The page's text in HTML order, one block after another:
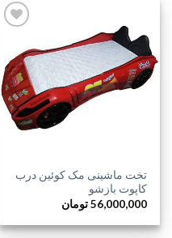
افزودن
به
علاقه
مندی
ها
تخت ماشینی مک کوئین درب
کاپوت بازشو
56,000,000تومان